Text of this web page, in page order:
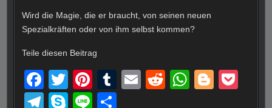
Wird die Magie, die er braucht, von seinen neuen
Spezialkräften oder von ihm selbst kommen?
Teile diesen Beitrag
F
a
T
wi
Pi
nt
T
E
R
W
Bl
T
S
Li